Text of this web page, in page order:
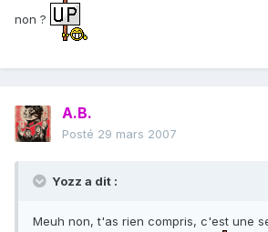
non ?
A.B.
Posté 29 mars 2007
Yozz a dit :
Meuh non, t'as rien compris, c'est une